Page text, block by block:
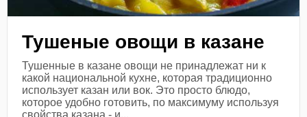
Тушеные овощи в казане
Тушенные в казане овощи не принадлежат ни к
какой национальной кухне, которая традиционно
использует казан или вок. Это просто блюдо,
которое удобно готовить, по максимуму используя
свойства казана - и...